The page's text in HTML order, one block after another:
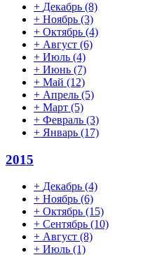
+ Декабрь (8)
+ Ноябрь (3)
+ Октябрь (4)
+ Август (6)
+ Июль (4)
+ Июнь (7)
+ Май (12)
+ Апрель (5)
+ Март (5)
+ Февраль (3)
+ Январь (17)
2015
+ Декабрь (4)
+ Ноябрь (6)
+ Октябрь (15)
+ Сентябрь (10)
+ Август (8)
+ Июль (1)